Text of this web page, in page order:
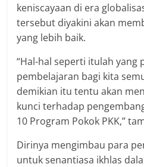
keniscayaan di era
tersebut diyakini akan
yang lebih baik.
“Hal-hal seperti itulah yang
pembelajaran bagi kita
demikian itu tentu akan
kunci terhadap
10 Program Pokok PKK,”
Dirinya mengimbau para
untuk senantiasa ikhlas